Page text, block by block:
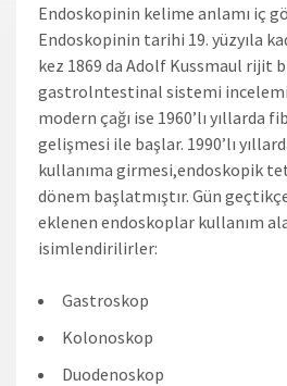
Endoskopinin kelime anlamı iç
Endoskopinin tarihi 19. yüzyıla
kez 1869 da Adolf Kussmaul rijit
gastrolntestinal sistemi
modern çağı ise 1960’lı yıllarda
gelişmesi ile başlar. 1990’lı
kullanıma girmesi,endoskopik
dönem başlatmıştır. Gün
eklenen endoskoplar kullanım
isimlendirilirler:
Gastroskop
Kolonoskop
Duodenoskop